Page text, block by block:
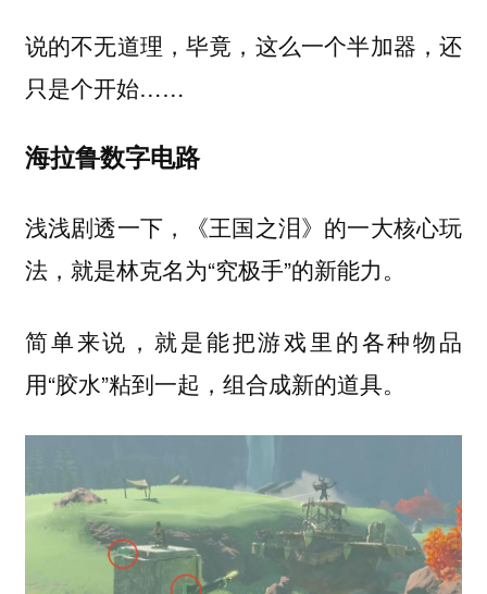
说的不无道理，毕竟，这么一个半加器，还
只是个开始……
海拉鲁数字电路
浅浅剧透一下，《王国之泪》的一大核心玩
法，就是林克名为“究极手”的新能力。
简单来说，就是能把游戏里的各种物品
用“胶水”粘到一起，组合成新的道具。